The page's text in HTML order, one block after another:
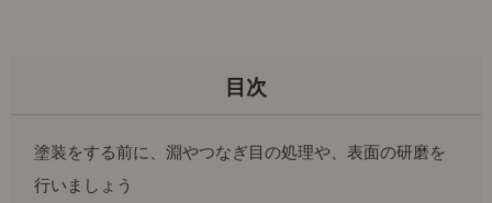
塗装をする前に、淵やつなぎ目の処理や、表面の研磨を
行いましょう